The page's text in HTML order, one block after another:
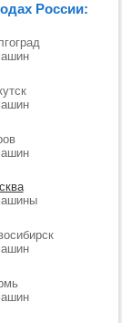
России: